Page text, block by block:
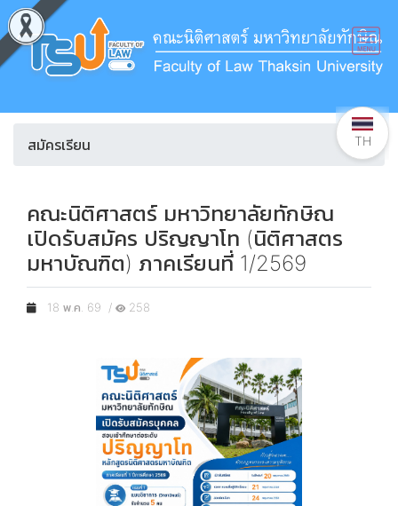
สมัครเรียน
คณะนิติศาสตร์ มหาวิทยาลัยทักษิณ
เปิดรับสมัคร ปริญญาโท (นิติศาสตร
มหาบัณฑิต) ภาคเรียนที่ 1/2569
18 พ.ค. 69 / 258
TH